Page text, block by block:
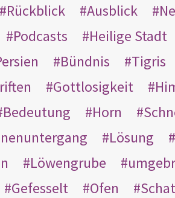
Rückblick Ausblick
Podcasts Heilige Stadt
Bündnis Tigris
Gottlosigkeit
Bedeutung Horn
Lösung
Löwengrube
Gefesselt Ofen